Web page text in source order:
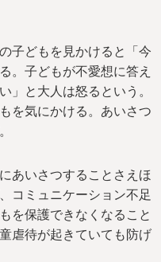
子どもを見かけると「今
。子どもが不愛想に答え
」と大人は怒るという。
を気にかける。あいさつ
あいさつすることさえほ
コミュニケーション不足
を保護できなくなること
虐待が起きていても防げ